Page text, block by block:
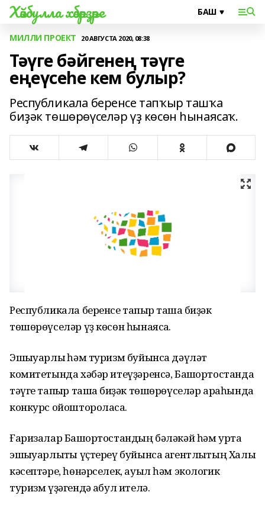
Хәйбулла хәбәрҙәре
МИЛЛИ ПРОЕКТ 20 АВГУСТА 2020, 08:38
Тәүге бәйгенең тәүге
еңеүсеһе кем булыр?
Республикала беренсе тапҡыр ташҡа
биҙәк төшөрөүселәр үҙ көсөн һынаясаҡ.
Республикала беренсе тапҡыр ташҡа биҙәк
төшөрөүселәр үҙ көсөн һынаясаҡ.
Эшҡыуарлыҡ һәм туризм буйынса дәүләт
комитетында хәбәр итеүҙәренсә, Башҡортостанда
тәүге тапҡыр ташҡа биҙәк төшөрөүселәр араһында
конкурс ойоштороласаҡ.
Ғаризалар Башҡортостандың бәләкәй һәм урта
эшҡыуарлыҡты үҫтереү буйынса агентлыҡтың Халыҡ
кәсептәре, һөнәрселек, ауыл һәм экологик
туризм үҙәгендә ҡабул ителә.